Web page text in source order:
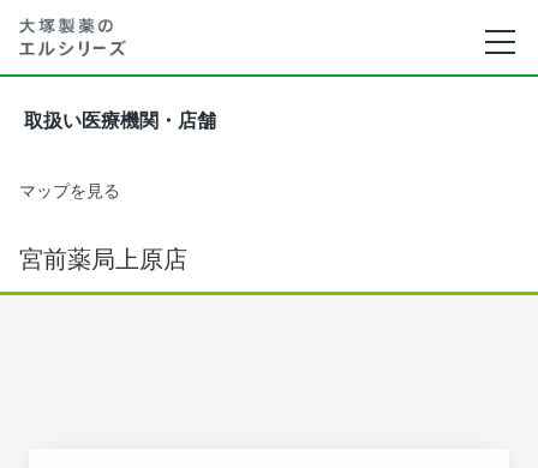
取扱い医療機関・店舗
マップを見る
宮前薬局上原店